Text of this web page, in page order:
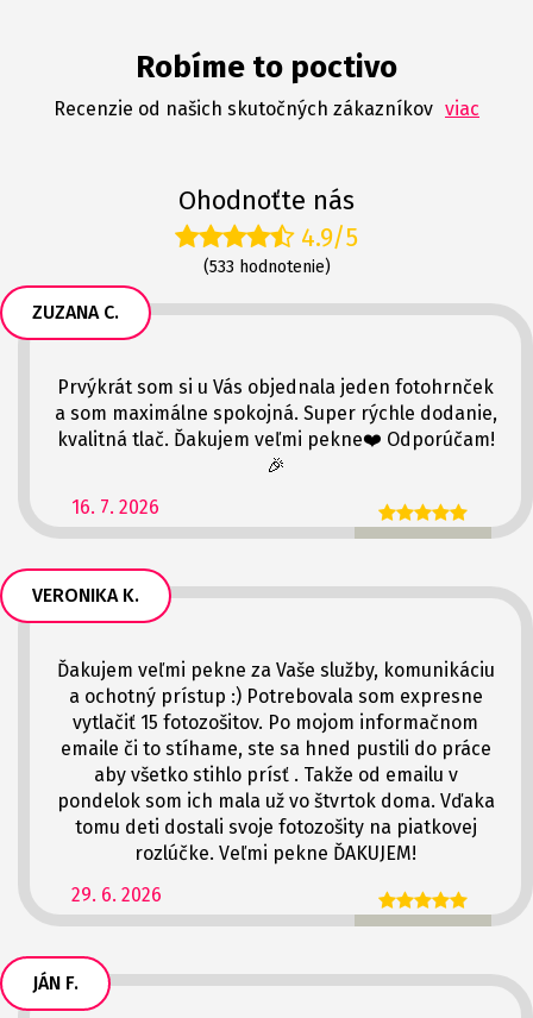
Robíme to poctivo
Recenzie od našich skutočných zákazníkov viac
Ohodnoťte nás
4.9/5
(533 hodnotenie)
ZUZANA C.
16. 7. 2026
Prvýkrát som si u Vás objednala jeden fotohrnček
a som maximálne spokojná. Super rýchle dodanie,
kvalitná tlač. Ďakujem veľmi pekne❤️ Odporúčam!
🎉
VERONIKA K.
29. 6. 2026
Ďakujem veľmi pekne za Vaše služby, komunikáciu
a ochotný prístup :) Potrebovala som expresne
vytlačiť 15 fotozošitov. Po mojom informačnom
emaile či to stíhame, ste sa hned pustili do práce
aby všetko stihlo prísť . Takže od emailu v
pondelok som ich mala už vo štvrtok doma. Vďaka
tomu deti dostali svoje fotozošity na piatkovej
rozlúčke. Veľmi pekne ĎAKUJEM!
JÁN F.